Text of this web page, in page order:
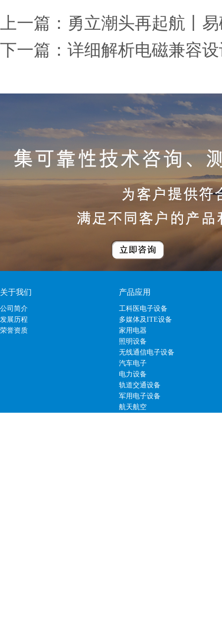
上一篇： 勇立潮头再起航丨
下一篇： 详细解析电磁兼容
关于我们
公司简介
发展历程
荣誉资质
产品应用
工科医电子设备
多媒体及ITE设备
家用电器
照明设备
无线通信电子设备
汽车电子
电力设备
轨道交通设备
军用电子设备
航天航空